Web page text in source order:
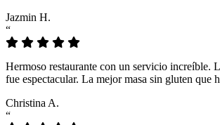
Jazmin H.
“
Hermoso restaurante con un servicio increíble.
fue espectacular. La mejor masa sin gluten que
Christina A.
“